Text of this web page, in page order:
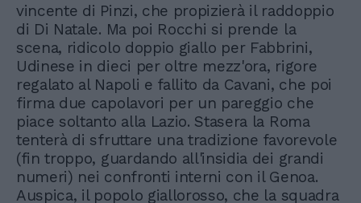
vincente di Pinzi, che propizierà il raddoppio
di Di Natale. Ma poi Rocchi si prende la
scena, ridicolo doppio giallo per Fabbrini,
Udinese in dieci per oltre mezz'ora, rigore
regalato al Napoli e fallito da Cavani, che poi
firma due capolavori per un pareggio che
piace soltanto alla Lazio. Stasera la Roma
tenterà di sfruttare una tradizione favorevole
(fin troppo, guardando all'insidia dei grandi
numeri) nei confronti interni con il Genoa.
Auspica, il popolo giallorosso, che la squadra